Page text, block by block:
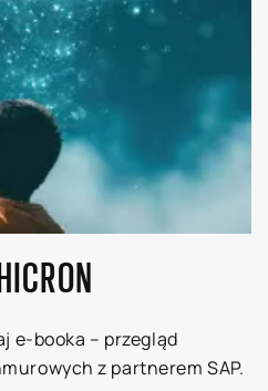
e-booka – przegląd
z partnerem SAP.